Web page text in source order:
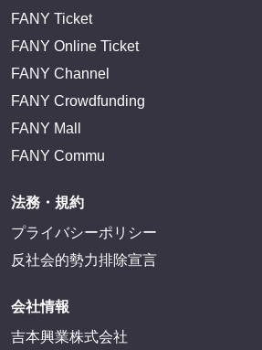
FANY Ticket
FANY Online Ticket
FANY Channel
FANY Crowdfunding
FANY Mall
FANY Commu
法務・規約
プライバシーポリシー
反社会的勢力排除宣言
会社情報
吉本興業株式会社